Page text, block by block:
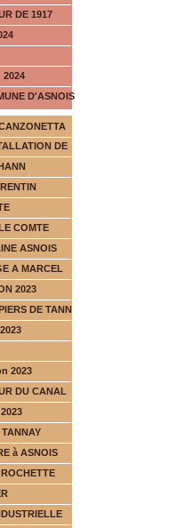
DE 1917
2024
D'ASNOIS
DE
COMTE
ASNOIS
A MARCEL
2023
DE TANN
2023
DU CANAL
à ASNOIS